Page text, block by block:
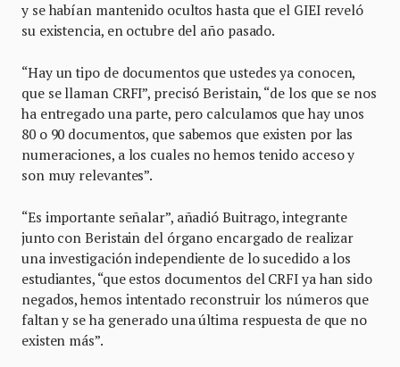
y se habían mantenido ocultos hasta que el GIEI reveló
su existencia, en octubre del año pasado.
“Hay un tipo de documentos que ustedes ya conocen,
que se llaman CRFI”, precisó Beristain, “de los que se nos
ha entregado una parte, pero calculamos que hay unos
80 o 90 documentos, que sabemos que existen por las
numeraciones, a los cuales no hemos tenido acceso y
son muy relevantes”.
“Es importante señalar”, añadió Buitrago, integrante
junto con Beristain del órgano encargado de realizar
una investigación independiente de lo sucedido a los
estudiantes, “que estos documentos del CRFI ya han sido
negados, hemos intentado reconstruir los números que
faltan y se ha generado una última respuesta de que no
existen más”.